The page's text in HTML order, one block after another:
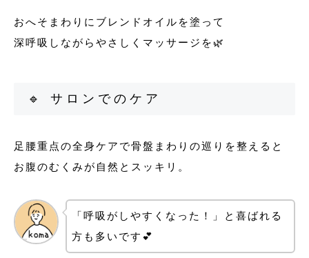
おへそまわりにブレンドオイルを塗って
深呼吸しながらやさしくマッサージを🌿
🔹 サロンでのケア
足腰重点の全身ケアで骨盤まわりの巡りを整えると
お腹のむくみが自然とスッキリ。
「呼吸がしやすくなった！」と喜ばれる
方も多いです💕